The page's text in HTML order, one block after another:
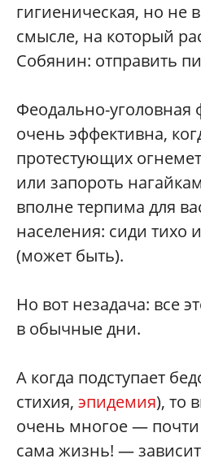
гигиеническая, но не
смысле, на который
Собянин: отправить
Феодально-уголовная
очень эффективна,
протестующих
или запороть
вполне терпима для
населения: сиди тихо
(может быть).
Но вот незадача: все
в обычные дни.
А когда подступает
стихия, эпидемия), то
очень многое — почти
сама жизнь! —